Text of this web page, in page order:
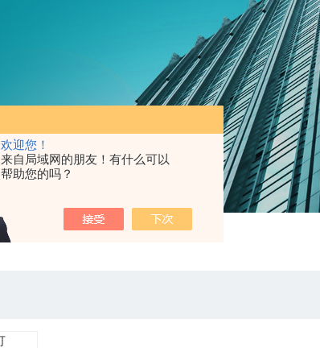
欢迎您！
来自局域网的朋友！有什么可以
帮助您的吗？